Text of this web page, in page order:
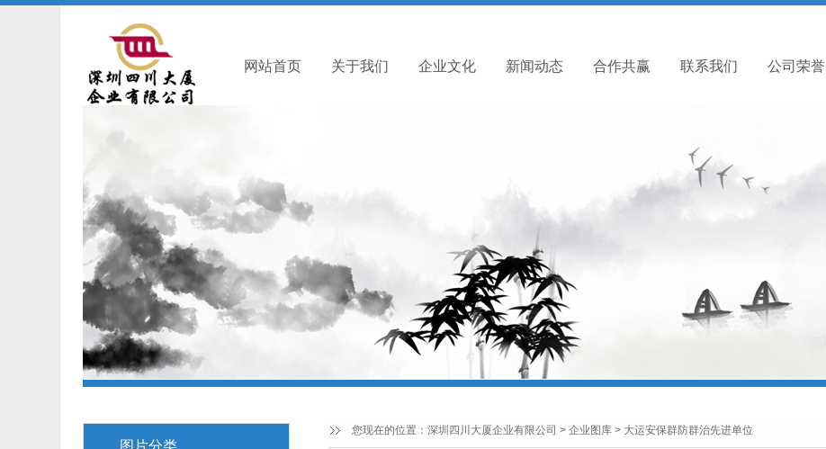
网站首页 关于我们 企业文化 新闻动态 合作共赢 联系我们 公司荣誉
图片分类
您现在的位置： 深圳四川大厦企业有限公司 > 企业图库 > 大运安保群防群治先进单位